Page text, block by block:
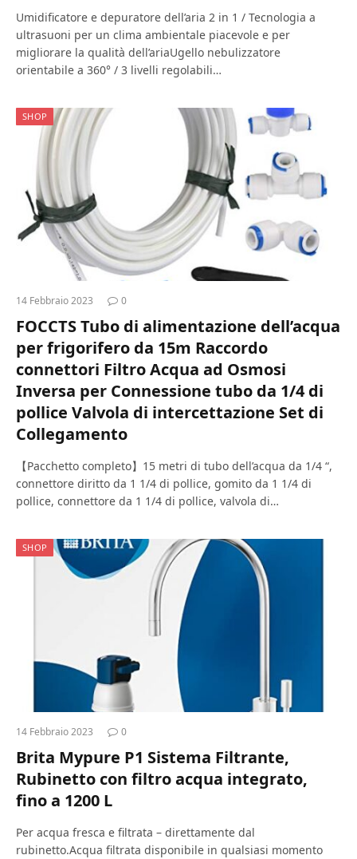
Umidificatore e depuratore dell’aria 2 in 1 / Tecnologia a
ultrasuoni per un clima ambientale piacevole e per
migliorare la qualità dell’ariaUgello nebulizzatore
orientabile a 360° / 3 livelli regolabili…
SHOP
14 Febbraio 2023 0
FOCCTS Tubo di alimentazione dell’acqua
per frigorifero da 15m Raccordo
connettori Filtro Acqua ad Osmosi
Inversa per Connessione tubo da 1/4 di
pollice Valvola di intercettazione Set di
Collegamento
【Pacchetto completo】15 metri di tubo dell’acqua da 1/4 “,
connettore diritto da 1 1/4 di pollice, gomito da 1 1/4 di
pollice, connettore da 1 1/4 di pollice, valvola di…
SHOP
14 Febbraio 2023 0
Brita Mypure P1 Sistema Filtrante,
Rubinetto con filtro acqua integrato,
fino a 1200 L
Per acqua fresca e filtrata – direttamente dal
rubinetto.Acqua filtrata disponibile in qualsiasi momento